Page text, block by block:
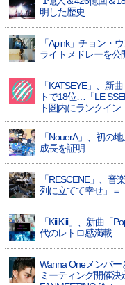
明した歴史
「Apink」チョン・
ライトメドレーを
「KATSEYE」、新
トで18位…「LE
ト圏内にランクイン
「NouerA」、初の
成長を証明
「RESCENE」、
列に立てて幸せ」＝
「KiiiKiii」、新曲「
代のレトロ感満載
Wanna Oneメンバ
ミーティング開催決